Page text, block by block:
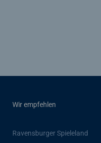
Wir empfehlen
Ravensburger Spieleland